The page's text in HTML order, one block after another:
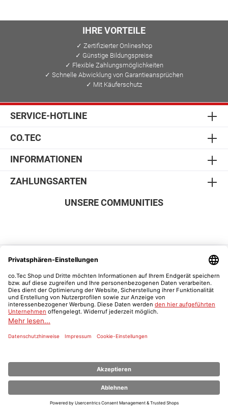
IHRE VORTEILE
✓ Zertifizierter Onlineshop
✓ Günstige Bildungspreise
✓ Flexible Zahlungsmöglichkeiten
✓ Schnelle Abwicklung von Garantieansprüchen
✓ Mit Käuferschutz
SERVICE-HOTLINE
CO.TEC
INFORMATIONEN
ZAHLUNGSARTEN
SICHER EINKAUFEN
UNSERE COMMUNITIES
* Alle Preise inkl. gesetzl. Mehrwertsteuer zzgl.
Nachnahmegebühren, wenn nicht anders angegeben.
© 2026 Der co.Tec Shop | co.Tec - Alle Rechte vorbehalten.